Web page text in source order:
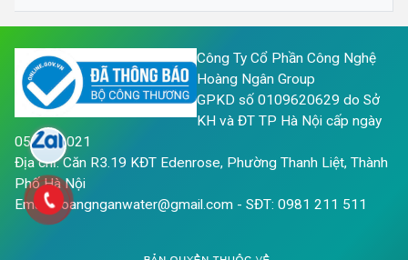
Công Ty Cổ Phần Công Nghệ
Hoàng Ngân Group
GPKD số 0109620629 do Sở
KH và ĐT TP Hà Nội cấp ngày
05/05/2021
Địa chỉ: Căn R3.19 KĐT Edenrose, Phường Thanh Liệt, Thành
Phố Hà Nội
Email: hoangnganwater@gmail.com - SĐT: 0981 211 511